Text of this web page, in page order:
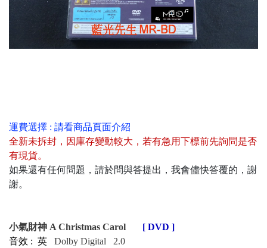
運費選擇 : 請看商品頁面介紹
全新未拆封 ， 因庫存變動較大，若有急用下標前先詢問是否
有現貨。
如果還有任何問題，請於問與答提出，我會儘快答覆的，謝
謝。
小氣財神 A Christmas Carol
[ DVD ]
音效 : 英 Dolby Digital 2.0